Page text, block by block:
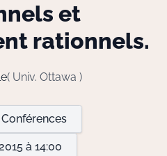
Le Laboratoire
et
rationnels.
( Univ. Ottawa )
à 14:00